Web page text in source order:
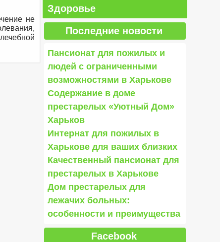
не
Здоровье
Последние новости
Пансионат для пожилых и
людей с ограниченными
возможностями в Харькове
Содержание в доме
престарелых «Уютный Дом»
Харьков
Интернат для пожилых в
Харькове для ваших близких
Качественный пансионат для
престарелых в Харькове
Дом престарелых для
лежачих больных:
особенности и преимущества
Facebook